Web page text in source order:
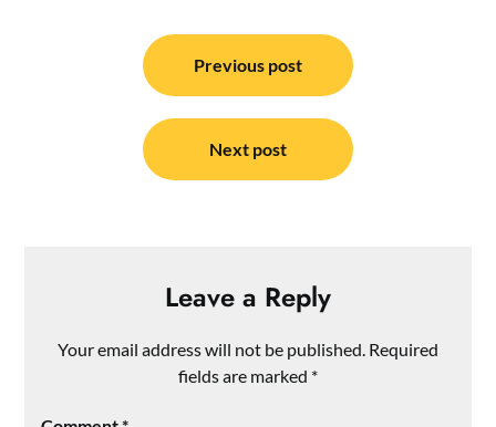
navigation
Previous post
Next post
Leave a Reply
Your email address will not be published. Required
fields are marked *